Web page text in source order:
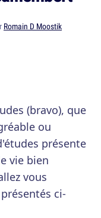
Romain D Moostik
(bravo), que
ou
présente
vie bien
vous
ci-